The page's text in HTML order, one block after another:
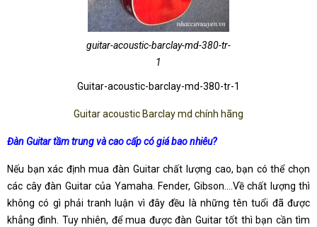
guitar-acoustic-barclay-md-380-tr-
1
Guitar-acoustic-barclay-md-380-tr-1
Guitar acoustic Barclay md chính hãng
Đàn Guitar tầm trung và cao cấp có giá bao nhiêu?
Nếu bạn xác định mua đàn Guitar chất lượng cao, bạn có thể chọn
các cây đàn Guitar của Yamaha. Fender, Gibson….Về chất lượng thì
không có gì phải tranh luận vì đây đều là những tên tuổi đã được
khẳng đình. Tuy nhiên, để mua được đàn Guitar tốt thì bạn cần tìm